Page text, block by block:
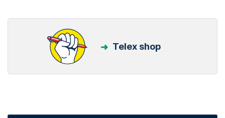
Telex shop